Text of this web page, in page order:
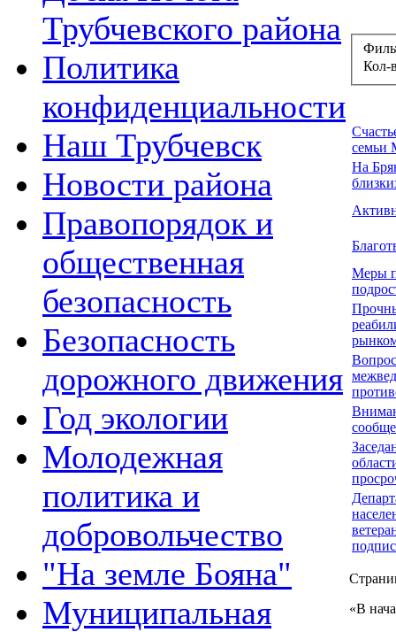
Трубчевского района
Политика
конфиденциальности
Наш Трубчевск
Новости района
Правопорядок и
общественная
безопасность
Безопасность
дорожного движения
Год экологии
Молодежная
политика и
добровольчество
"На земле Бояна"
Муниципальная
Кол-
семьи
На
Меры
«В